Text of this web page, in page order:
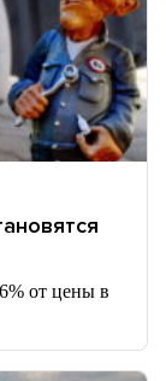
от цены в